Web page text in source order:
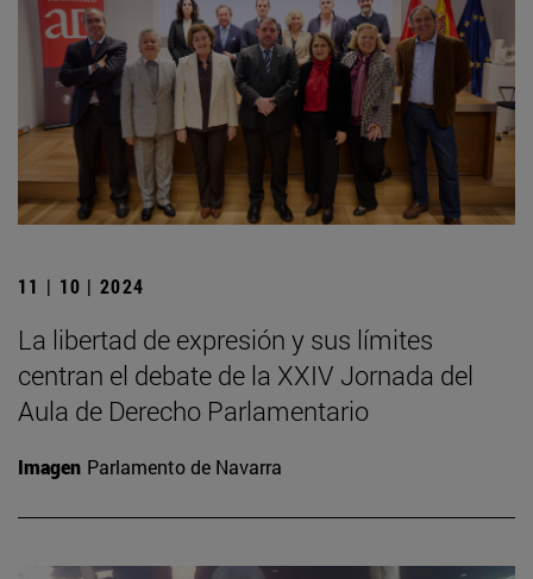
11 | 10 | 2024
La libertad de expresión y sus límites
centran el debate de la XXIV Jornada del
Aula de Derecho Parlamentario
Imagen Parlamento de Navarra